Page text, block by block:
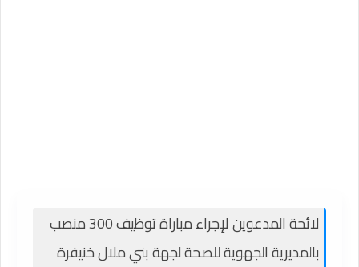
لائحة المدعوين لإجراء مباراة توظيف 300 منصب
بالمديرية الجهوية للصحة لجهة بني ملال خنيفرة